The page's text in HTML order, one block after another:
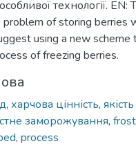
технології. EN:
of storing berries
using a new scheme
of freezing berries.
, харчова цінність,
заморожування, frost
, process